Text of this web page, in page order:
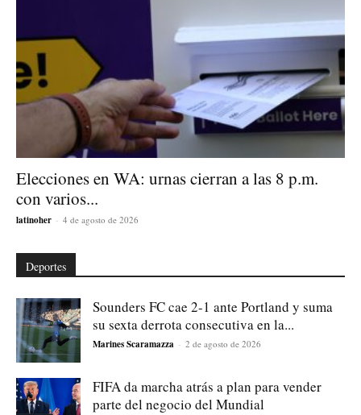
Elecciones en WA: urnas cierran a las 8 p.m.
con varios...
latinoher - 4 de agosto de 2026
Deportes
Sounders FC cae 2-1 ante Portland y suma
su sexta derrota consecutiva en la...
Marines Scaramazza - 2 de agosto de 2026
FIFA da marcha atrás a plan para vender
parte del negocio del Mundial